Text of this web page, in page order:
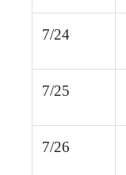
7/24
7/25
7/26